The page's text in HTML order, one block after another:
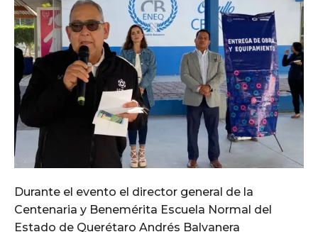
Durante el evento el director general de la
Centenaria y Benemérita Escuela Normal del
Estado de Querétaro Andrés Balvanera